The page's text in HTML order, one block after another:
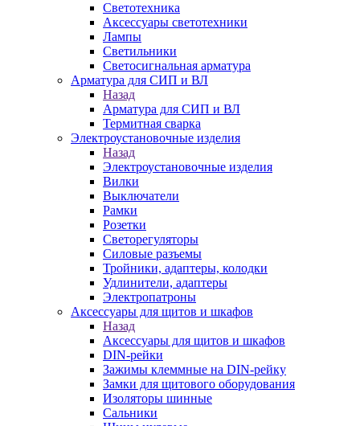
Светотехника
Аксессуары светотехники
Лампы
Светильники
Светосигнальная арматура
Арматура для СИП и ВЛ
Назад
Арматура для СИП и ВЛ
Термитная сварка
Электроустановочные изделия
Назад
Электроустановочные изделия
Вилки
Выключатели
Рамки
Розетки
Светорегуляторы
Силовые разъемы
Тройники, адаптеры, колодки
Удлинители, адаптеры
Электропатроны
Аксессуары для щитов и шкафов
Назад
Аксессуары для щитов и шкафов
DIN-рейки
Зажимы клеммные на DIN-рейку
Замки для щитового оборудования
Изоляторы шинные
Сальники